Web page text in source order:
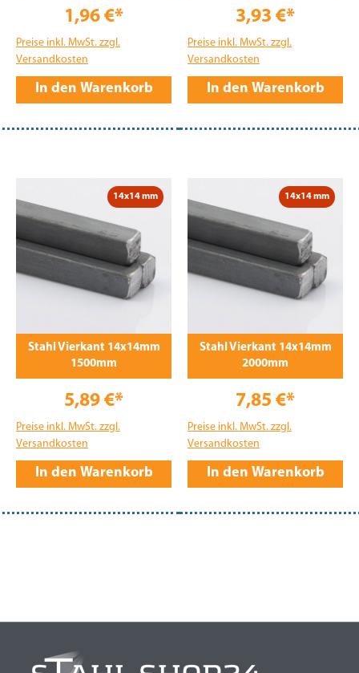
1,96 €*
Preise inkl. MwSt. zzgl.
Versandkosten
In den Warenkorb
3,93 €*
Preise inkl. MwSt. zzgl.
Versandkosten
In den Warenkorb
14x14 mm
Stahl Vierkant 14x14mm
1500mm
5,89 €*
Preise inkl. MwSt. zzgl.
Versandkosten
In den Warenkorb
14x14 mm
Stahl Vierkant 14x14mm
2000mm
7,85 €*
Preise inkl. MwSt. zzgl.
Versandkosten
In den Warenkorb